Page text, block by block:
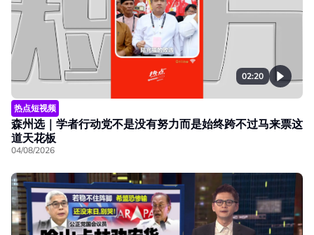
02:20
热点短视频
森州选｜学者行动党不是没有努力而是始终跨不过马来票这
道天花板
04/08/2026